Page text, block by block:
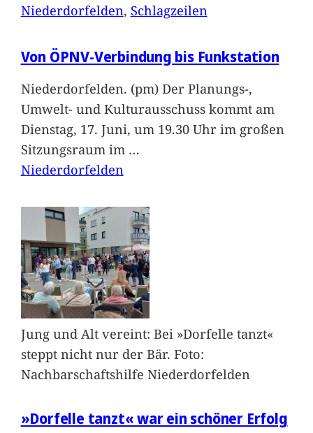
Niederdorfelden, Schlagzeilen
Von ÖPNV-Verbindung bis Funkstation
Niederdorfelden. (pm) Der Planungs-,
Umwelt- und Kulturausschuss kommt am
Dienstag, 17. Juni, um 19.30 Uhr im großen
Sitzungsraum im …
Niederdorfelden
Jung und Alt vereint: Bei »Dorfelle tanzt«
steppt nicht nur der Bär. Foto:
Nachbarschaftshilfe Niederdorfelden
»Dorfelle tanzt« war ein schöner Erfolg